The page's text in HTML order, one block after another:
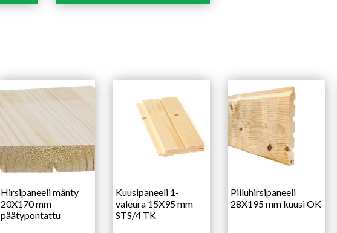
Hirsipaneeli mänty
20X170 mm
päätypontattu
Kuusipaneeli 1-
valeura 15X95 mm
STS/4 TK
Piiluhirsipaneeli
28X195 mm kuusi OK